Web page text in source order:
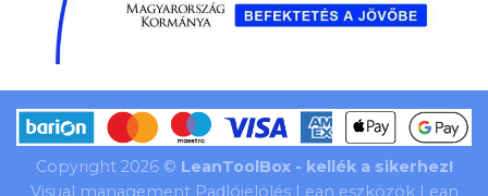
Copyright 2026 © LeanToolBox - kellék a sikerhez!
Visual management Padlójelölés Lean eszközök Lean